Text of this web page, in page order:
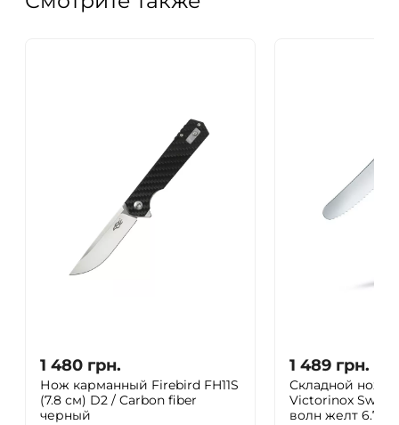
1 480 грн.
Нож карманный Firebird FH11S
(7.8 см) D2 / Carbon fiber
черный
1 489 грн.
Складной нож
Victorinox Swiss
волн желт